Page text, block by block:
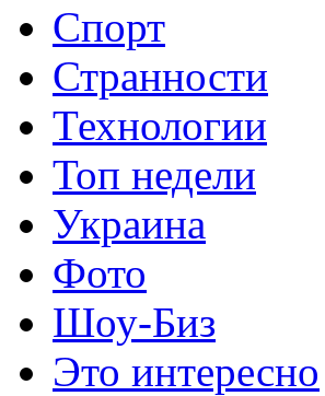
Спорт
Странности
Технологии
Топ недели
Украина
Фото
Шоу-Биз
Это интересно